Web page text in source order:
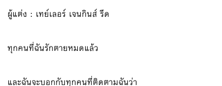
ผู้แต่ง : เทย์เลอร์ เจนกินส์ รีด
ทุกคนที่ฉันรักตายหมดแล้ว
และฉันจะบอกกับทุกคนที่ติดตามฉันว่า